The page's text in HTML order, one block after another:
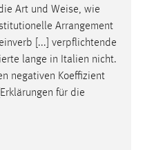
Art und Weise, wie
Arrangement
[...] verpflichtende
lange in Italien nicht.
negativen Koeffizient
für die